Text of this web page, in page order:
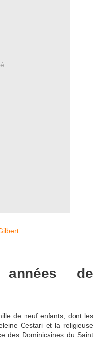
de
de neuf enfants, dont les
Cestari et la religieuse
des Dominicaines du Saint